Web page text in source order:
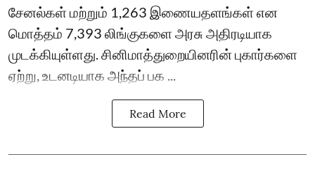
சேனல்கள் மற்றும் 1,263 இணையதளங்கள் என
மொத்தம் 7,393 லிங்குகளை அரசு அதிரடியாக
முடக்கியுள்ளது. சினிமாத்துறையினரின் புகார்களை
ஏற்று, உடனடியாக அந்தப் பக ...
Read More